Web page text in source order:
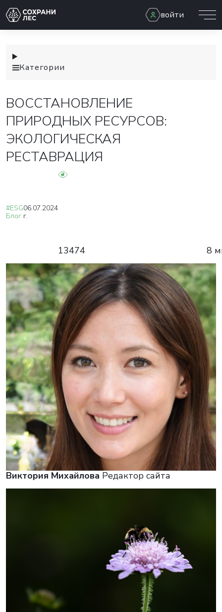
войти
Категории
ВОССТАНОВЛЕНИЕ
ПРИРОДНЫХ РЕСУРСОВ:
ЭКОЛОГИЧЕСКАЯ
РЕСТАВРАЦИЯ
#ESG
Блог
06.07.2024
г.
13474 8
Виктория Михайлова Редактор сайта